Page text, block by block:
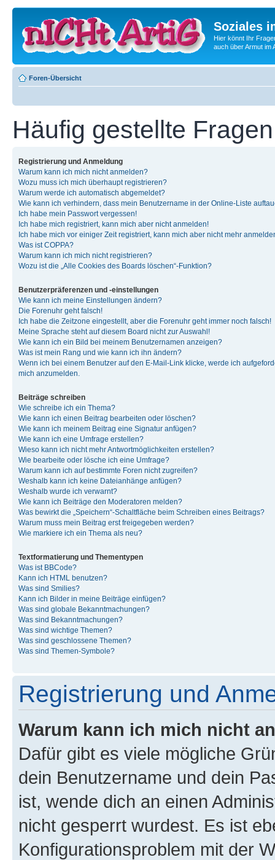
Soziales
Hier könnt Ihr
auch über Armut im
Foren-Übersicht
Häufig gestellte Fragen
Registrierung und Anmeldung
Warum kann ich mich nicht anmelden?
Wozu muss ich mich überhaupt registrieren?
Warum werde ich automatisch abgemeldet?
Wie kann ich verhindern, dass mein Benutzername in der Online-Liste
Ich habe mein Passwort vergessen!
Ich habe mich registriert, kann mich aber nicht anmelden!
Ich habe mich vor einiger Zeit registriert, kann mich aber nicht mehr
Was ist COPPA?
Warum kann ich mich nicht registrieren?
Wozu ist die „Alle Cookies des Boards löschen“-Funktion?
Benutzerpräferenzen und -einstellungen
Wie kann ich meine Einstellungen ändern?
Die Forenuhr geht falsch!
Ich habe die Zeitzone eingestellt, aber die Forenuhr geht immer noch falsch!
Meine Sprache steht auf diesem Board nicht zur Auswahl!
Wie kann ich ein Bild bei meinem Benutzernamen anzeigen?
Was ist mein Rang und wie kann ich ihn ändern?
Wenn ich bei einem Benutzer auf den E-Mail-Link klicke, werde ich
mich anzumelden.
Beiträge schreiben
Wie schreibe ich ein Thema?
Wie kann ich einen Beitrag bearbeiten oder löschen?
Wie kann ich meinem Beitrag eine Signatur anfügen?
Wie kann ich eine Umfrage erstellen?
Wieso kann ich nicht mehr Antwortmöglichkeiten erstellen?
Wie bearbeite oder lösche ich eine Umfrage?
Warum kann ich auf bestimmte Foren nicht zugreifen?
Weshalb kann ich keine Dateianhänge anfügen?
Weshalb wurde ich verwarnt?
Wie kann ich Beiträge den Moderatoren melden?
Was bewirkt die „Speichern“-Schaltfläche beim Schreiben eines Beitrags?
Warum muss mein Beitrag erst freigegeben werden?
Wie markiere ich ein Thema als neu?
Textformatierung und Thementypen
Was ist BBCode?
Kann ich HTML benutzen?
Was sind Smilies?
Kann ich Bilder in meine Beiträge einfügen?
Was sind globale Bekanntmachungen?
Was sind Bekanntmachungen?
Was sind wichtige Themen?
Was sind geschlossene Themen?
Was sind Themen-Symbole?
Registrierung und
Warum kann ich mich nicht
Dafür gibt es viele mögliche
dein Benutzername und dein
ist, wende dich an einen
nicht gesperrt wurdest. Es ist
Konfigurationsproblem mit der